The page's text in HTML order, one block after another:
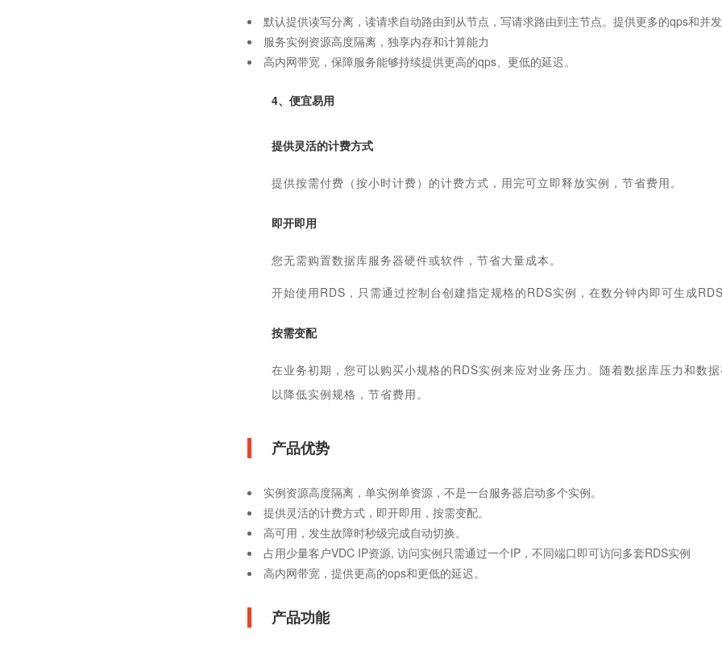
默认提供读写分离，读请求自动路由到从节点，写请求路由到主节点。提供更多的qps和并
服务实例资源高度隔离，独享内存和计算能力
高内网带宽，保障服务能够持续提供更高的qps、更低的延迟。
4、便宜易用
提供灵活的计费方式
提供按需付费（按小时计费）的计费方式，用完可立即释放实例，节省费用。
即开即用
您无需购置数据库服务器硬件或软件，节省大量成本。
开始使用RDS，只需通过控制台创建指定规格的RDS实例，在数分钟内即可生成
按需变配
在业务初期，您可以购买小规格的RDS实例来应对业务压力。随着数据库压力和数
以降低实例规格，节省费用。
产品优势
实例资源高度隔离，单实例单资源，不是一台服务器启动多个实例。
提供灵活的计费方式，即开即用，按需变配。
高可用，发生故障时秒级完成自动切换。
占用少量客户VDC IP资源, 访问实例只需通过一个IP，不同端口即可访问多套RDS实例
高内网带宽，提供更高的ops和更低的延迟。
产品功能